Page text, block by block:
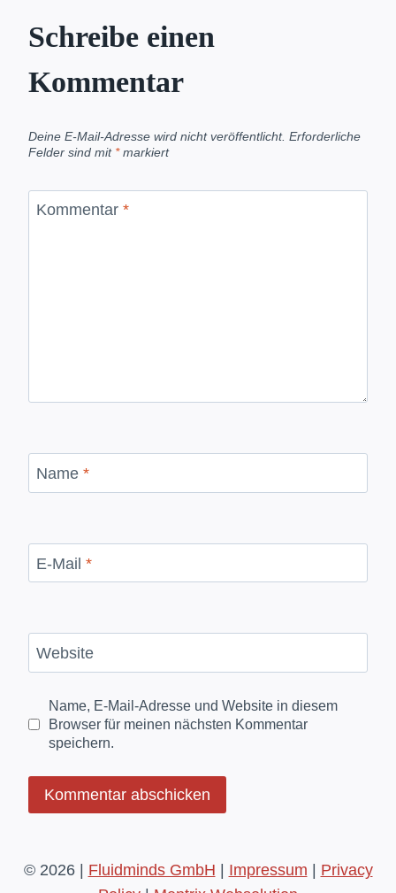
Schreibe einen
Kommentar
Deine E-Mail-Adresse wird nicht veröffentlicht. Erforderliche
Felder sind mit *markiert
Kommentar *
Name *
E-Mail *
Website
Name, E-Mail-Adresse und Website in diesem
Browser für meinen nächsten Kommentar
speichern.
© 2026 | Fluidminds GmbH Impressum
Privacy